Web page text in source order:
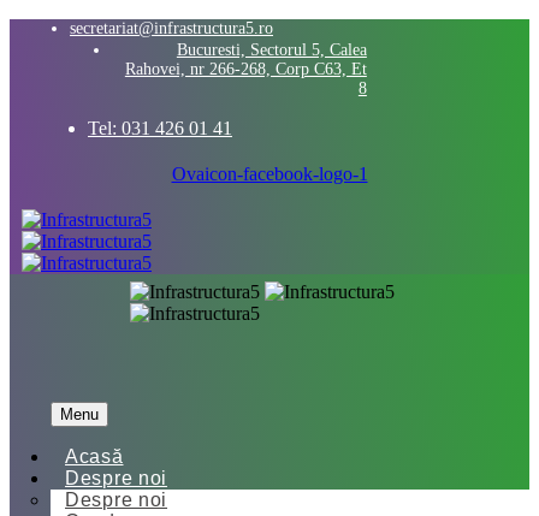
secretariat@infrastructura5.ro
Bucuresti, Sectorul 5, Calea
Rahovei, nr 266-268, Corp C63, Et
8
Tel: 031 426 01 41
Ovaicon-facebook-logo-1
Menu
Acasă
Despre noi
Despre noi